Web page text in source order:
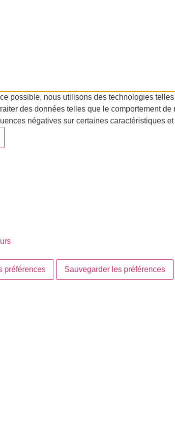
possible, nous utilisons des technologies
des données telles que le comportement
négatives sur certaines caractéristiques et
préférences Sauvegarder les préférences